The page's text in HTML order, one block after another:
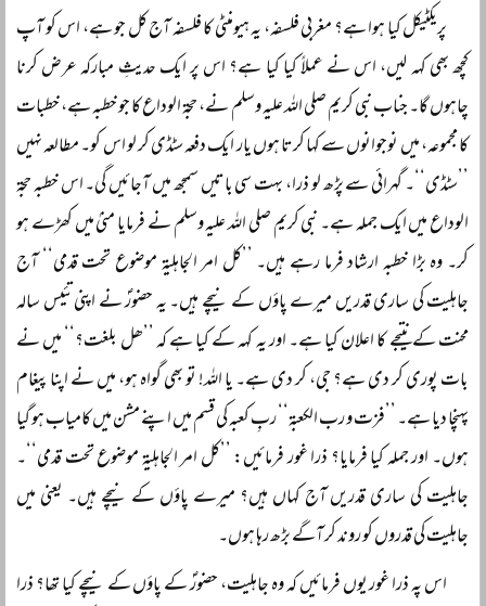
پریکٹیکل کیا ہوا ہے؟ مغربی فلسفہ، یہ ہیومنٹی کا فلسفہ آج کل جو ہے، اس کو آپ
کچھ بھی کہہ لیں، اس نے عملاً‌ کیا کیا ہے؟ اس پر ایک حدیثِ مبارکہ عرض کرنا
چاہوں گا۔ جناب نبی کریم صلی اللہ علیہ وسلم نے، حجۃ الوداع کا جو خطبہ ہے، خطبات
کا مجموعہ، میں نوجوانوں سے کہا کرتا ہوں یار ایک دفعہ سٹڈی کر لو اس کو۔ مطالعہ نہیں
’’سٹڈی‘‘۔ گہرائی سے پڑھ لو ذرا، بہت سی باتیں سمجھ میں آجائیں گی۔ اس خطبہ حجۃ
الوداع میں ایک جملہ ہے۔ نبی کریم صلی اللہ علیہ وسلم نے فرمایا منیٰ میں کھڑے ہو
کر۔ وہ بڑا خطبہ ارشاد فرما رہے ہیں۔ ’’کل امر الجاہلیۃ موضوع تحت قدمی‘‘ آج
جاہلیت کی ساری قدریں میرے پاؤں کے نیچے ہیں۔ یہ حضورؐ نے اپنی تئیس سالہ
محنت کے نتیجے کا اعلان کیا ہے۔ اور یہ کہہ کے کیا ہے کہ ’’ھل بلغت؟‘‘ میں نے
بات پوری کر دی ہے؟ جی، کر دی ہے۔ یا اللہ! تو بھی گواہ ہو، میں نے اپنا پیغام
پہنچا دیا ہے۔ ’’فزت و رب الکعبۃ‘‘ ربِ کعبہ کی قسم میں اپنے مشن میں کامیاب ہو گیا
ہوں۔ اور جملہ کیا فرمایا؟ ذرا غور فرمائیں: ’’کل امر الجاہلیۃ موضوع تحت قدمی‘‘۔
جاہلیت کی ساری قدریں آج کہاں ہیں؟ میرے پاؤں کے نیچے ہیں۔ یعنی میں
جاہلیت کی قدروں کو روند کر آگے بڑھ رہا ہوں۔
اس پہ ذرا غور یوں فرمائیں کہ وہ جاہلیت، حضورؐ کے پاؤں کے نیچے کیا تھا؟ ذرا